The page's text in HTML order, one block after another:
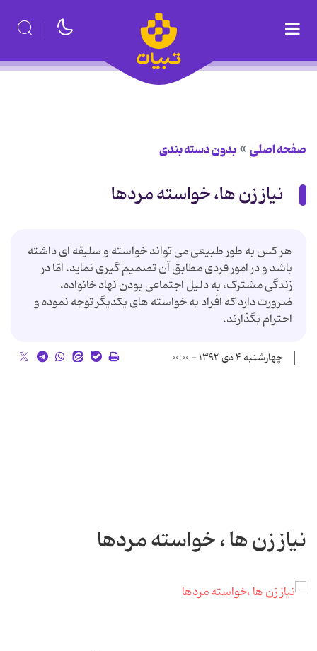
صفحه اصلی بدون دسته بندی
نیاز زن ها، خواسته مردها
هر كس به طور طبیعی می تواند خواسته و سلیقه ای داشته
باشد و در امور فردی مطابق آن تصمیم گیری نماید. امّا در
زندگی مشترک، به دلیل اجتماعی بودن نهاد خانواده،
ضرورت دارد كه افراد به خواسته های یكدیگر توجه نموده و
احترام بگذارند.
چهارشنبه ۴ دی ۱۳۹۲ - ۰۰:۰۰
نیاز زن ها ، خواسته مردها